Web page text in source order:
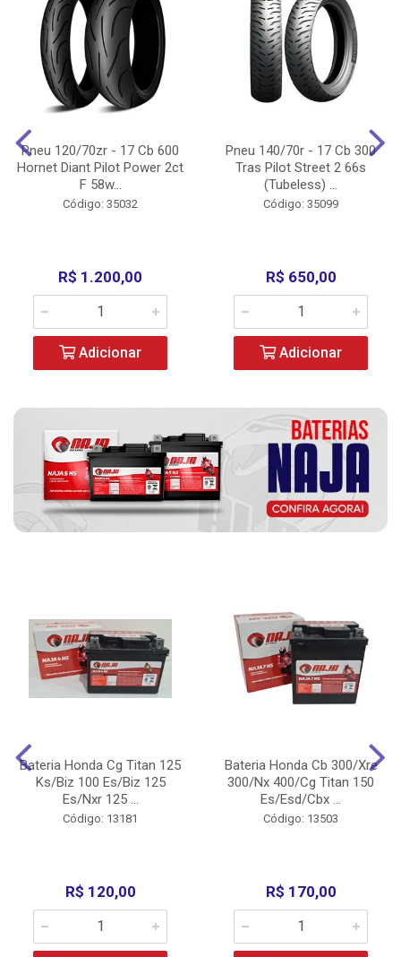
Pneu 120/70zr - 17 Cb 600
Hornet Diant Pilot Power 2ct
F 58w...
Código: 35032
R$ 1.200,00
Adicionar
Pneu 140/70r - 17 Cb 300
Tras Pilot Street 2 66s
(Tubeless) ...
Código: 35099
R$ 650,00
Adicionar
Bateria Honda Cg Titan 125
Ks/Biz 100 Es/Biz 125
Es/Nxr 125 ...
Código: 13181
R$ 120,00
Bateria Honda Cb 300/Xre
300/Nx 400/Cg Titan 150
Es/Esd/Cbx ...
Código: 13503
R$ 170,00